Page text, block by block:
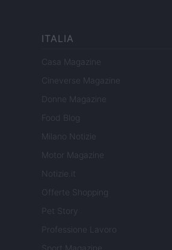
ITALIA
Casa Magazine
Cineverse Magazine
Donne Magazine
Food Blog
Milano Notizie
Motor Magazine
Notizie.it
Offerte Shopping
Pet Story
Professione Lavoro